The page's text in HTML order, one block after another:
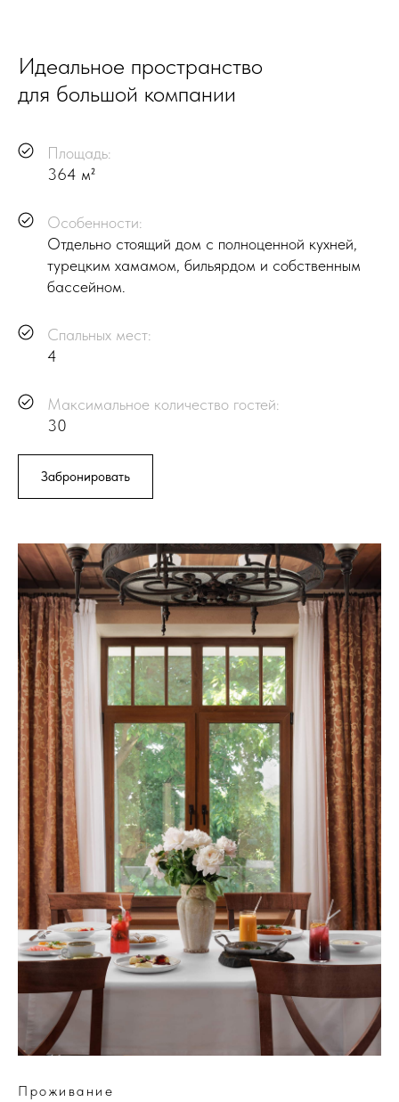
Идеальное пространство
для большой компании
Площадь:
364 м²
Особенности:
Отдельно стоящий дом с полноценной кухней,
турецким хамамом, бильярдом и собственным
бассейном.
Спальных мест:
4
Максимальное количество гостей:
30
Забронировать
Проживание